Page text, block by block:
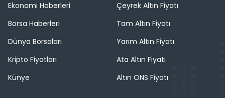
Ekonomi Haberleri
Borsa Haberleri
Dünya Borsaları
Kripto Fiyatları
Künye
Çeyrek Altın Fiyatı
Tam Altın Fiyatı
Yarım Altın Fiyatı
Ata Altın Fiyatı
Altın ONS Fiyatı